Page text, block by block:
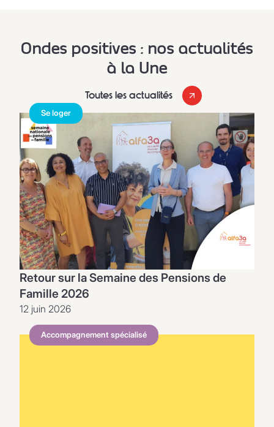
Ondes positives : nos actualités
à la Une
Toutes les actualités
Se loger
Retour sur la Semaine des Pensions de
Famille 2026
12 juin 2026
Accompagnement spécialisé